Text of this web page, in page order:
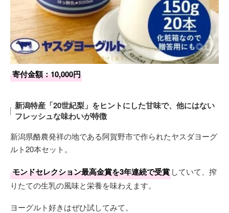
寄付金額：10,000円
新潟特産「20世紀梨」をヒントにした甘味で、他にはない
フレッシュな味わいが特徴
新潟県酪農発祥の地である阿賀野市で作られたヤスダヨーグ
ルト20本セット。
モンドセレクション最高金賞を3年連続で受賞 していて、搾
りたての生乳の風味と栄養を味わえます。
ヨーグルト好きはぜひ試してみて。